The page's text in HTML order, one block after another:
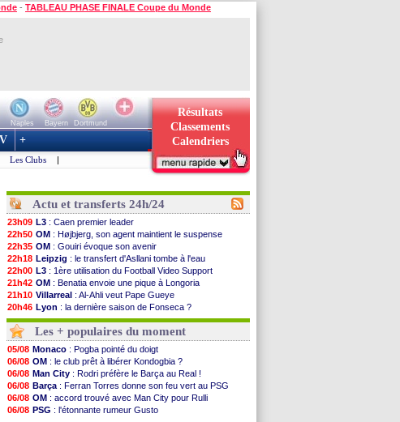
- TABLEAU PHASE FINALE Coupe du Monde
Naples Bayern
Dortmund
Résultats
Classements
Calendriers
+
Les Clubs |
Actu et transferts 24h/24
23h09 L3 : Caen premier leader
22h50 OM : Højbjerg, son agent maintient le suspense
22h35 OM : Gouiri évoque son avenir
22h18 Leipzig : le transfert d'Asllani tombe à l'eau
22h00 L3 : 1ère utilisation du Football Video Support
21h42 OM : Benatia envoie une pique à Longoria
21h10 Villarreal : Al-Ahli veut Pape Gueye
20h46 Lyon : la dernière saison de Fonseca ?
20h30 OM: un nouveau prétendant pour Højbjerg
20h01
Brest: un gardien norvégien en approche ?
19h18 OM: McCourt a versé 120 M€ en 2026
19h09
PSG: 4 retours dans le groupe face à Man Utd ...
18h48
Nice: Kevin Carlos va partir en Italie
18h37
L1: prison avec sursis requis contre un arbitre
18h29
Leganés: c'est signé pour Luca Zidane (off.)
17h58
Atletico: Ruggeri en route pour Aston Villa
17h46
Monaco: Filipe Luis soutient Biereth
Les + populaires du moment
05/08 Monaco : Pogba pointé du doigt
06/08 OM : le club prêt à libérer Kondogbia ?
06/08 Man City : Rodri préfère le Barça au Real !
06/08 Barça : Ferran Torres donne son feu vert au PSG
06/08 OM : accord trouvé avec Man City pour Rulli
06/08 PSG : l'étonnante rumeur Gusto